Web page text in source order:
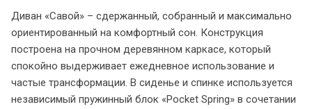
Диван «Савой» – сдержанный, собранный и максимально
ориентированный на комфортный сон. Конструкция
построена на прочном деревянном каркасе, который
спокойно выдерживает ежедневное использование и
частые трансформации. В сиденье и спинке используется
независимый пружинный блок «Pocket Spring» в сочетании